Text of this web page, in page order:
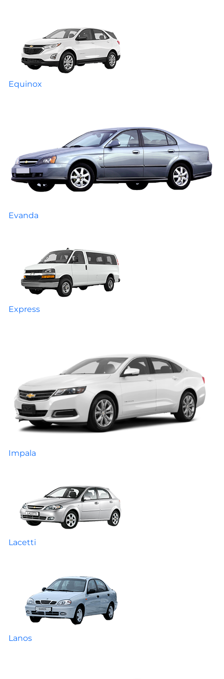
Equinox
Evanda
Express
Impala
Lacetti
Lanos